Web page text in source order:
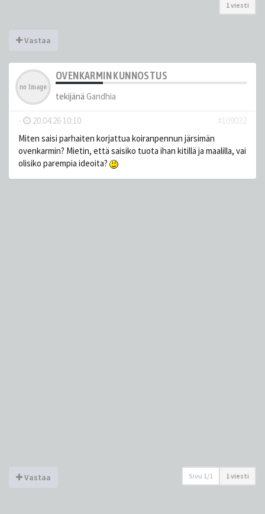
1 viesti
Vastaa
OVENKARMIN KUNNOSTUS
tekijänä Gandhia
- 20.04.26 10:10
#109032
Miten saisi parhaiten korjattua koiranpennun järsimän
ovenkarmin? Mietin, että saisiko tuota ihan kitillä ja maalilla, vai
olisiko parempia ideoita?
Vastaa Sivu 1/1 1 viesti